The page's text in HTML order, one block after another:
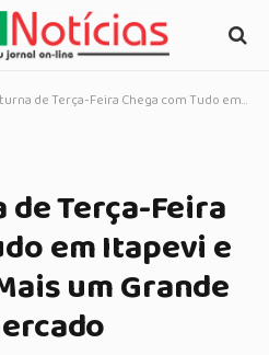
Feira Chega com Tudo em Itapevi e Promete Ser Mais um Grande Sucesso no Mercado Municipal
Terça-Feira
em Itapevi e
um Grande